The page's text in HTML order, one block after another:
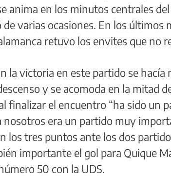
anima en los minutos centrales
de varias ocasiones. En los últimos
retuvo los envites que no
la victoria en este partido se hacía
y se acomoda en la mitad
finalizar el encuentro “ha sido un
nosotros era un partido muy
los tres puntos ante los dos
importante el gol para Quique
50 con la UDS.